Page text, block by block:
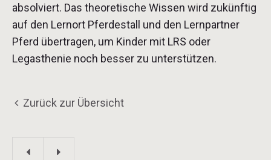
absolviert. Das theoretische Wissen wird zukünftig
auf den Lernort Pferdestall und den Lernpartner
Pferd übertragen, um Kinder mit LRS oder
Legasthenie noch besser zu unterstützen.
Zurück zur Übersicht